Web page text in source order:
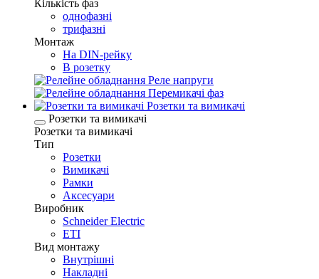
Кількість фаз
однофазні
трифазні
Монтаж
На DIN-рейку
В розетку
Реле напруги
Перемикачі фаз
Розетки та вимикачі
Розетки та вимикачі
Розетки та вимикачі
Тип
Розетки
Вимикачі
Рамки
Аксесуари
Виробник
Schneider Electric
ETI
Вид монтажу
Внутрішні
Накладні